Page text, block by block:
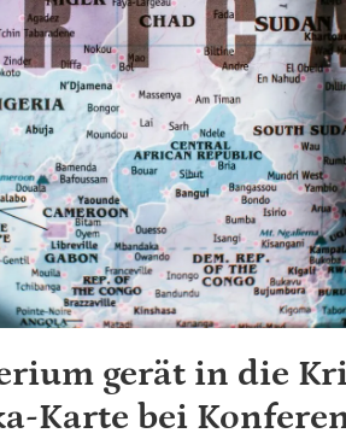
gerät in die
Karte bei